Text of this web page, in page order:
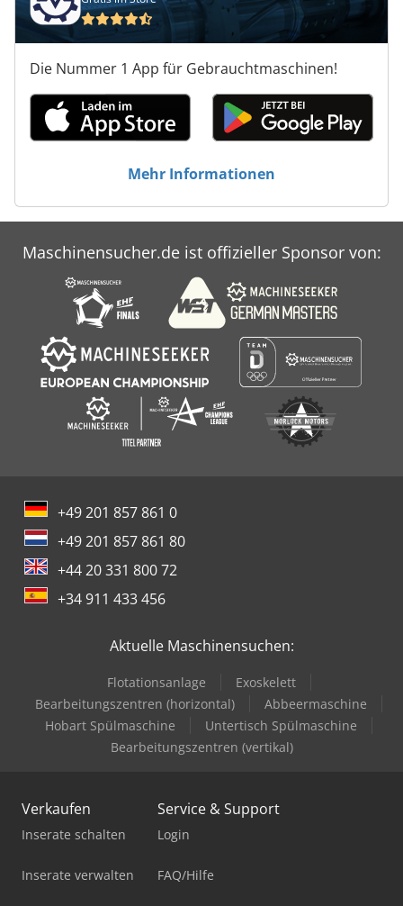
Die Nummer 1 App für Gebrauchtmaschinen!
Mehr Informationen
Maschinensucher.de ist offizieller Sponsor von:
+49 201 857 861 0
+49 201 857 861 80
+44 20 331 800 72
+34 911 433 456
Aktuelle Maschinensuchen:
Flotationsanlage
Exoskelett
Bearbeitungszentren (horizontal)
Abbeermaschine
Hobart Spülmaschine
Untertisch Spülmaschine
Bearbeitungszentren (vertikal)
Verkaufen
Inserate schalten
Inserate verwalten
Service & Support
Login
FAQ/Hilfe